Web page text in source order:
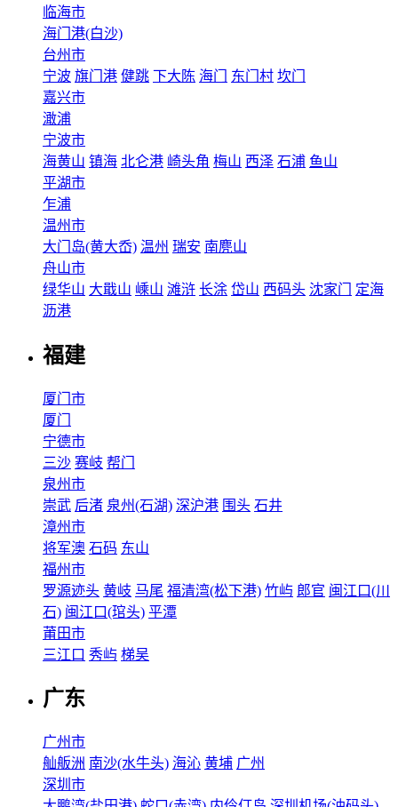
临海市
海门港(白沙)
台州市
宁波 旗门港 健跳 下大陈 海门 东门村 坎门
嘉兴市
澉浦
宁波市
海黄山 镇海 北仑港 崎头角 梅山 西泽 石浦 鱼山
平湖市
乍浦
温州市
大门岛(黄大岙) 温州 瑞安 南麂山
舟山市
绿华山 大戢山 嵊山 滩浒 长涂 岱山 西码头 沈家门
定海
沥港
福建
厦门市
厦门
宁德市
三沙 赛岐 帮门
泉州市
崇武 后渚 泉州(石湖) 深沪港 围头 石井
漳州市
将军澳 石码 东山
福州市
罗源迹头 黄岐 马尾 福清湾(松下港) 竹屿 郎官 闽江口(川
石) 闽江口(琯头) 平潭
莆田市
三江口 秀屿 梯吴
广东
广州市
舢舨洲 南沙(水牛头) 海沁 黄埔 广州
深圳市